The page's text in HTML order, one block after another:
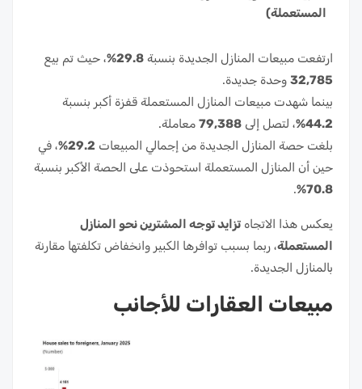
المستعملة)
ارتفعت مبيعات المنازل الجديدة بنسبة 29.8%
، حيث تم بيع
32,785 وحدة جديدة.
بينما شهدت مبيعات المنازل المستعملة قفزة أكبر بنسبة
44.2%
، لتصل إلى 79,388 معاملة.
بلغت حصة المنازل الجديدة من إجمالي المبيعات 29.2%
، في
حين أن المنازل المستعملة استحوذت على الحصة الأكبر بنسبة
70.8%
.
يعكس هذا الاتجاه تزايد توجه المشترين نحو المنازل
المستعملة، ربما بسبب توافرها الكبير وانخفاض تكلفتها مقارنة
بالمنازل الجديدة.
مبيعات العقارات للأجانب